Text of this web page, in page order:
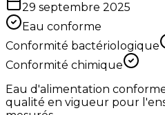
29 septembre 2025
Eau conforme
Conformité bactériologique
Conformité chimique
Eau d'alimentation
qualité en vigueur pour